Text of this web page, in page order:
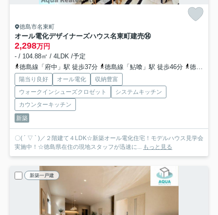
徳島市名東町
オール電化デザイナーズハウス名東町建売⑭
2,298万円
- / 104.88㎡ / 4LDK /予定
徳島線「府中」駅 徒歩37分
徳島線「鮎喰」駅 徒歩46分 徳島線「蔵本」駅 徒歩51分
陽当り良好 オール電化
収納豊富
ウォークインシューズクロゼット
システムキッチン
カウンターキッチン
新築
〇( ´ ▽ ` )／２階建て４LDK☆新築オール電化住宅！モデルハウス見学会
実施中！☆徳島県在住の現地スタッフが迅速に...
もっと見る
新築一戸建